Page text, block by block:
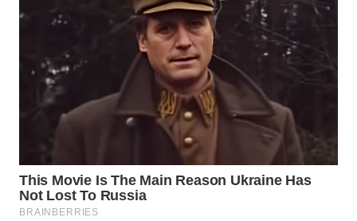
LIKUPANG
WN
LABUANBAJO
WN
Wahana
Media
Group